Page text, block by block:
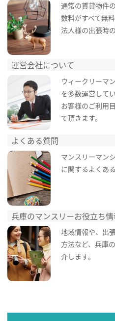
通常の賃貸物件
数料がすべて無
法人様の出張時
運営会社について
ウィークリーマ
を多数運営してい
お客様のご利用
て頂きます。
よくある質問
マンスリーマン
に関するよくあ
兵庫のマンスリーお役立ち
地域情報や、出
方法など、兵庫
介します。